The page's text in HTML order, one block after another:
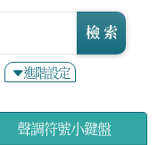
進階設定
檢 索
聲調符號小鍵盤